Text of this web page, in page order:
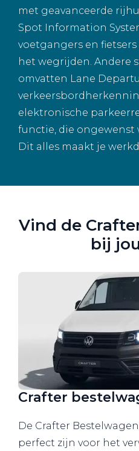
met geavanceerde
Spot Information
voetgangers en
het wegrijden. Andere
omvatten Lane
elektronische
functie, die ongewenst
Dit alles maakt je
Vind de
bij
Crafter
De Crafter
perfect zijn voor het